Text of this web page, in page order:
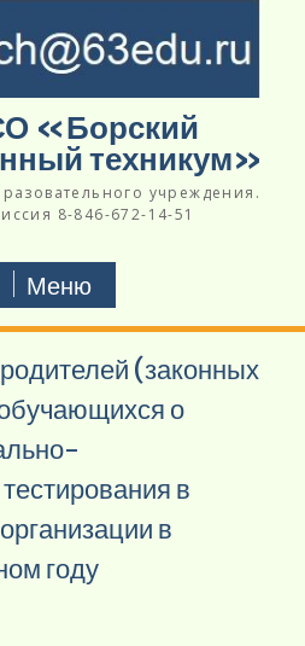
«Борский
техникум»
учреждения.
8-846-672-14-51
Меню
(законных
о
в
в
году